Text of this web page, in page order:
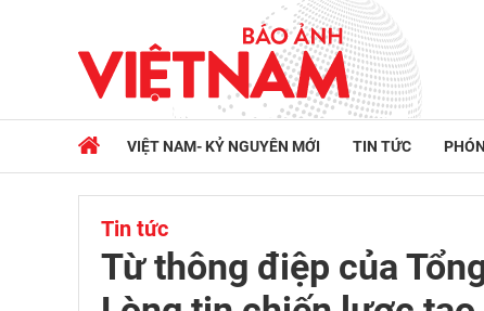
VIỆT NAM- KỶ NGUYÊN MỚI TIN TỨC
Tin tức
Từ thông điệp của